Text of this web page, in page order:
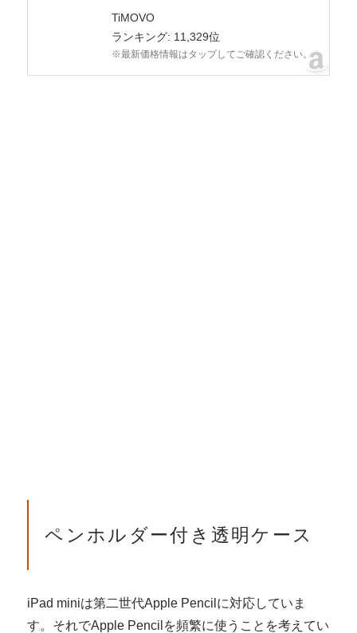
TiMOVO
ランキング: 11,329位
※最新価格情報はタップしてご確認ください。
ペンホルダー付き透明ケース
iPad miniは第二世代Apple Pencilに対応していま
す。それでApple Pencilを頻繁に使うことを考えてい